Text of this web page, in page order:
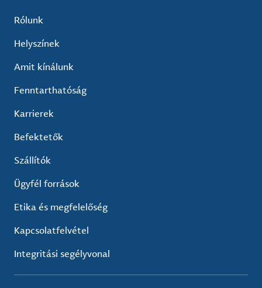
Rólunk
Helyszínek
Amit kínálunk
Fenntarthatóság
Karrierek
Befektetők
Szállítók
Ügyfél források
Etika és megfelelőség
Kapcsolatfelvétel
Integritási segélyvonal